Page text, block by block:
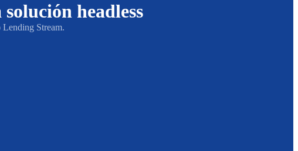
headless
Stream.